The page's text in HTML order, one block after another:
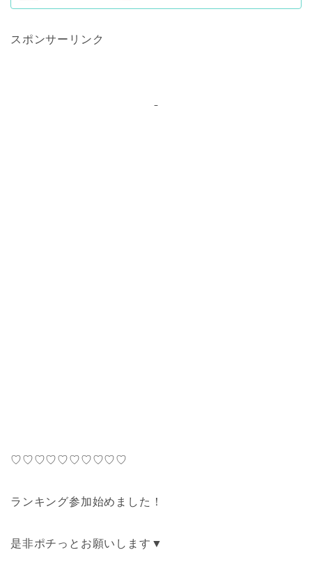
スポンサーリンク
♡♡♡♡♡♡♡♡♡♡
ランキング参加始めました！
是非ポチっとお願いします▼